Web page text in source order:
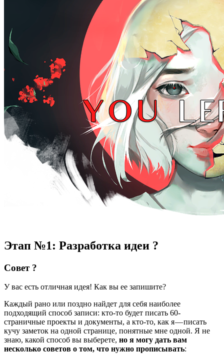
Этап №1: Разработка идеи ?
Совет ?
У вас есть отличная идея! Как вы ее запишите?
Каждый рано или поздно найдет для себя наиболее
подходящий способ записи: кто-то будет писать 60-
страничные проекты и документы, а кто-то, как я — писать
кучу заметок на одной странице, понятные мне одной. Я не
знаю, какой способ вы выберете, но я могу дать вам
несколько советов о том, что нужно прописывать: